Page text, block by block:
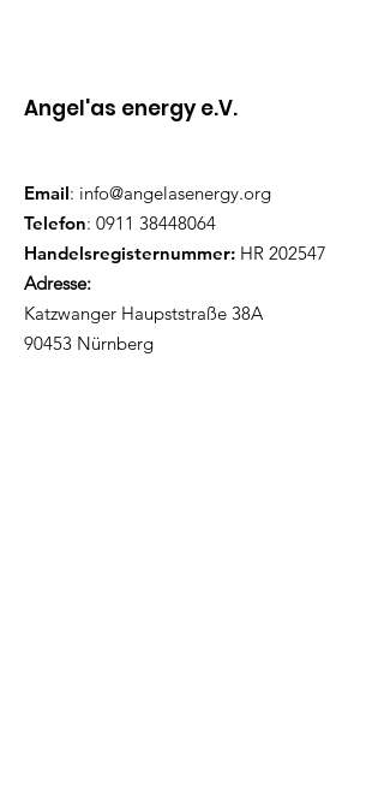
Angel'as energy e.V.
Email: info@angelasenergy.org
Telefon: 0911 38448064
Handelsregisternummer: HR 202547
Adresse:
Katzwanger Haupststraße 38A
90453 Nürnberg